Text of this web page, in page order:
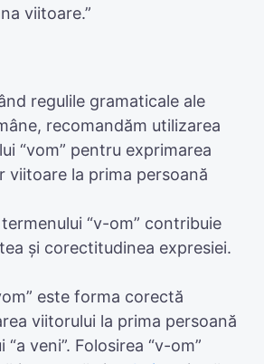
viitoare.”
regulile gramaticale ale
recomandăm utilizarea
“vom” pentru exprimarea
viitoare la prima persoană
“v-om” contribuie
și corectitudinea expresiei.
este forma corectă
viitorului la prima persoană
veni”. Folosirea “v-om”